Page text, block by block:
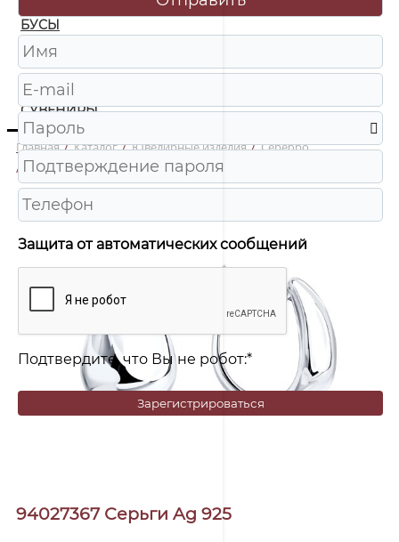
БУСЫ
ЧАСЫ
ШКАТУЛКИ
СУВЕНИРЫ
Главная / Каталог / Ювелирные изделия / Серебро
/
94027367 Серьги Ag 925
94027367 Серьги Ag 925
Защита от автоматических сообщений
Подтвердите, что Вы не робот:*
Зарегистрироваться